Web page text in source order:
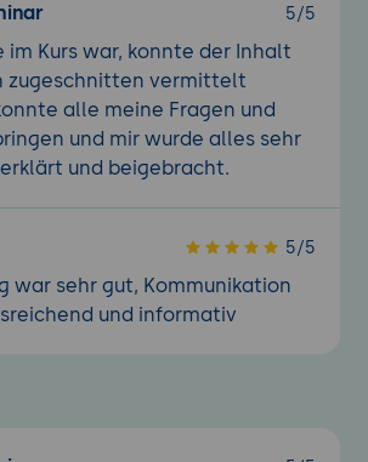
5/5
im Kurs war, konnte der Inhalt
zugeschnitten vermittelt
alle meine Fragen und
und mir wurde alles sehr
und beigebracht.
5/5
war sehr gut, Kommunikation
und informativ